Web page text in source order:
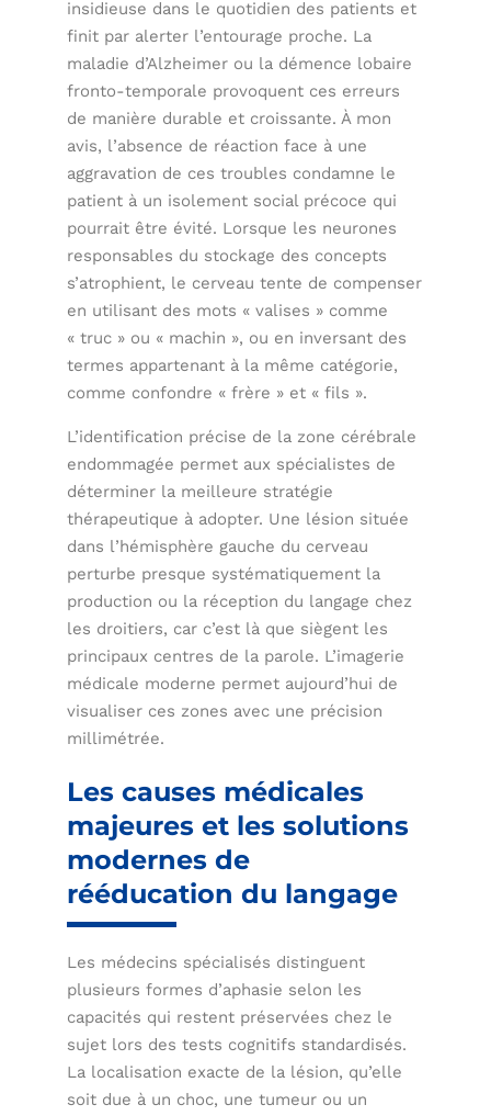
insidieuse dans le quotidien des patients et
finit par alerter l’entourage proche. La
maladie d’Alzheimer ou la démence lobaire
fronto-temporale provoquent ces erreurs
de manière durable et croissante. À mon
avis, l’absence de réaction face à une
aggravation de ces troubles condamne le
patient à un isolement social précoce qui
pourrait être évité. Lorsque les neurones
responsables du stockage des concepts
s’atrophient, le cerveau tente de compenser
en utilisant des mots « valises » comme
« truc » ou « machin », ou en inversant des
termes appartenant à la même catégorie,
comme confondre « frère » et « fils ».
L’identification précise de la zone cérébrale
endommagée permet aux spécialistes de
déterminer la meilleure stratégie
thérapeutique à adopter. Une lésion située
dans l’hémisphère gauche du cerveau
perturbe presque systématiquement la
production ou la réception du langage chez
les droitiers, car c’est là que siègent les
principaux centres de la parole. L’imagerie
médicale moderne permet aujourd’hui de
visualiser ces zones avec une précision
millimétrée.
Les causes médicales
majeures et les solutions
modernes de
rééducation du langage
Les médecins spécialisés distinguent
plusieurs formes d’aphasie selon les
capacités qui restent préservées chez le
sujet lors des tests cognitifs standardisés.
La localisation exacte de la lésion, qu’elle
soit due à un choc, une tumeur ou un